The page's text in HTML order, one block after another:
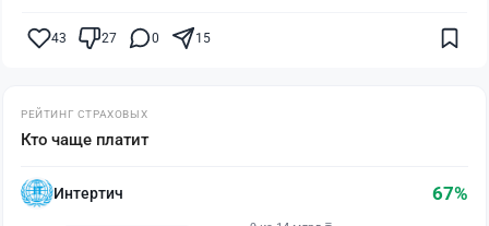
43 27 0 15
РЕЙТИНГ СТРАХОВЫХ
Кто чаще платит
Интертич 67%